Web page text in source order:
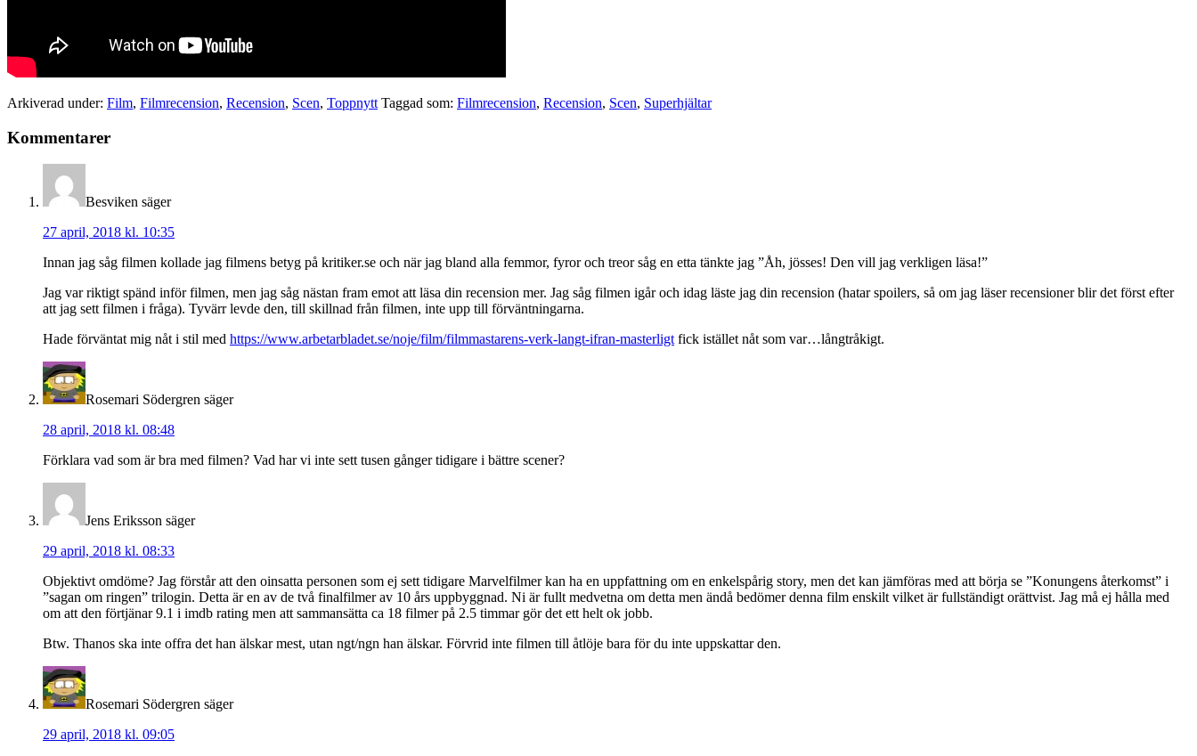
Arkiverad under: Film, Filmrecension, Recension, Scen, Toppnytt Taggad som: Filmrecension, Recension, Scen, Superhjältar
Läsarkommentarer
Kommentarer
Besviken säger
27 april, 2018 kl. 10:35
Innan jag såg filmen kollade jag filmens betyg på kritiker.se och när jag bland alla femmor, fyror och treor såg en etta tänkte jag ”Åh, jösses! Den vill jag verkligen läsa!”
Jag var riktigt spänd inför filmen, men jag såg nästan fram emot att läsa din recension mer. Jag såg filmen igår och idag läste jag din recension (hatar spoilers, så om jag läser recensioner blir det först efter
att jag sett filmen i fråga). Tyvärr levde den, till skillnad från filmen, inte upp till förväntningarna.
Hade förväntat mig nåt i stil med https://www.arbetarbladet.se/noje/film/filmmastarens-verk-langt-ifran-masterligt fick istället nåt som var…långtråkigt.
Rosemari Södergren säger
28 april, 2018 kl. 08:48
Förklara vad som är bra med filmen? Vad har vi inte sett tusen gånger tidigare i bättre scener?
Jens Eriksson säger
29 april, 2018 kl. 08:33
Objektivt omdöme? Jag förstår att den oinsatta personen som ej sett tidigare Marvelfilmer kan ha en uppfattning om en enkelspårig story, men det kan jämföras med att börja se ”Konungens återkomst” i
”sagan om ringen” trilogin. Detta är en av de två finalfilmer av 10 års uppbyggnad. Ni är fullt medvetna om detta men ändå bedömer denna film enskilt vilket är fullständigt orättvist. Jag må ej hålla med
om att den förtjänar 9.1 i imdb rating men att sammansätta ca 18 filmer på 2.5 timmar gör det ett helt ok jobb.
Btw. Thanos ska inte offra det han älskar mest, utan ngt/ngn han älskar. Förvrid inte filmen till åtlöje bara för du inte uppskattar den.
Rosemari Södergren säger
29 april, 2018 kl. 09:05